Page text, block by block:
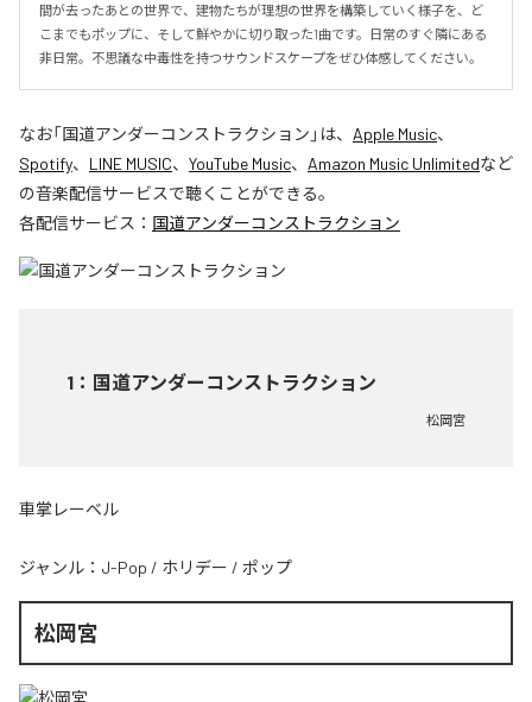
間が去ったあとの世界で、建物たちが理想の世界を構築していく様子を、ど
こまでもポップに、そして鮮やかに切り取った1曲です。日常のすぐ隣にある
非日常。不思議な中毒性を持つサウンドスケープをぜひ体感してください。
なお「国道アンダーコンストラクション 」は、 Apple Music、
Spotify、 LINE MUSIC、 YouTube Music、 Amazon Music Unlimitedなど
の音楽配信サービスで聴くことができる。
各配信サービス： 国道アンダーコンストラクション
1 ： 国道アンダーコンストラクション
松岡宮
車掌レーベル
ジャンル： J-Pop / ホリデー / ポップ
松岡宮